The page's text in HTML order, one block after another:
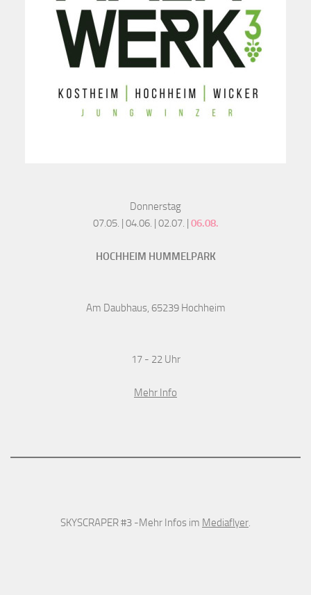
Donnerstag
07.05. | 04.06. | 02.07. | 06.08.
HOCHHEIM HUMMELPARK
Am Daubhaus, 65239 Hochheim
17 - 22 Uhr
Mehr Info
SKYSCRAPER #3 -Mehr Infos im Mediaflyer.